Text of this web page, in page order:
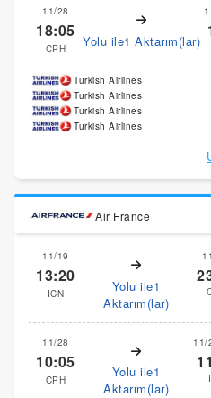
11/28
18:05
CPH Yolu ile1 Aktarım(lar)
Turkish Airlines
Turkish Airlines
Turkish Airlines
Turkish Airlines
Air France
11/19
13:20
ICN
Yolu ile1
Aktarım(lar)
11/28
10:05
CPH
Yolu ile1
Aktarım(lar)
11/